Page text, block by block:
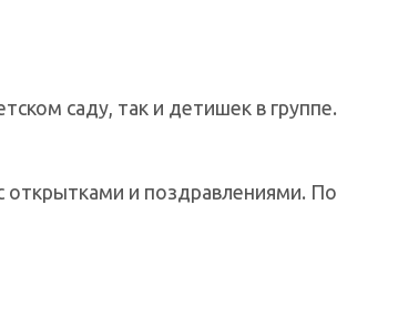
саду, так и детишек в группе.
и поздравлениями. По